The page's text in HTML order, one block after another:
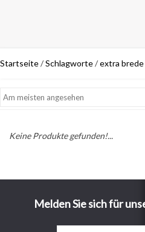
Startseite/Schlagworte/extra
Keine Produkte gefunden!...
Melden Sie sich für